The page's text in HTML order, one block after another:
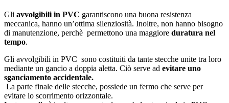
Gli avvolgibili in PVC garantiscono una buona resistenza
meccanica, hanno un’ottima silenziosità. Inoltre, non hanno bisogno
di manutenzione, perchè permettono una maggiore duratura nel
tempo.
Gli avvolgibili in PVC sono costituiti da tante stecche unite tra loro
mediante un gancio a doppia aletta. Ciò serve ad evitare uno
sganciamento accidentale.
La parte finale delle stecche, possiede un fermo che serve per
evitare lo scorrimento orizzontale.